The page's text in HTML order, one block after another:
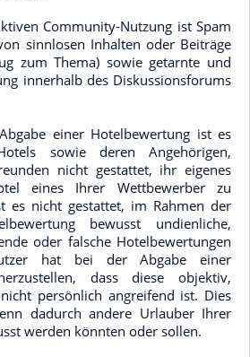
Community-Nutzung ist Spam
sinnlosen Inhalten oder Beiträge
zum Thema) sowie getarnte und
innerhalb des Diskussionsforums
einer Hotelbewertung ist es
sowie deren Angehörigen,
nicht gestattet, ihr eigenes
eines Ihrer Wettbewerber zu
es nicht gestattet, im Rahmen der
bewusst undienliche,
oder falsche Hotelbewertungen
hat bei der Abgabe einer
dass diese objektiv,
persönlich angreifend ist. Dies
dadurch andere Urlauber Ihrer
werden könnten oder sollen.